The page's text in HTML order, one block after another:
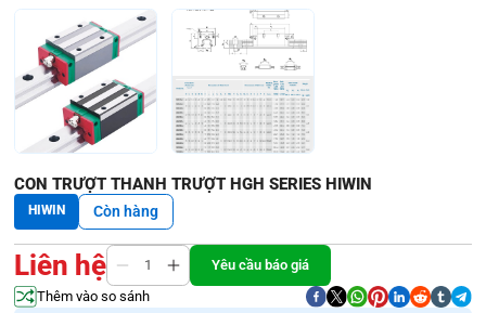
CON TRƯỢT THANH TRƯỢT HGH SERIES HIWIN
HIWIN Còn hàng
Liên hệ
Yêu cầu báo giá
Thêm vào so sánh